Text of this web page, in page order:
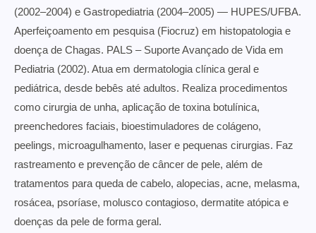
(2002–2004) e Gastropediatria (2004–2005) — HUPES/UFBA.
Aperfeiçoamento em pesquisa (Fiocruz) em histopatologia e
doença de Chagas. PALS – Suporte Avançado de Vida em
Pediatria (2002). Atua em dermatologia clínica geral e
pediátrica, desde bebês até adultos. Realiza procedimentos
como cirurgia de unha, aplicação de toxina botulínica,
preenchedores faciais, bioestimuladores de colágeno,
peelings, microagulhamento, laser e pequenas cirurgias. Faz
rastreamento e prevenção de câncer de pele, além de
tratamentos para queda de cabelo, alopecias, acne, melasma,
rosácea, psoríase, molusco contagioso, dermatite atópica e
doenças da pele de forma geral.